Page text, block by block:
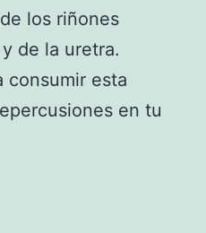
los riñones
de la uretra.
consumir esta
en tu